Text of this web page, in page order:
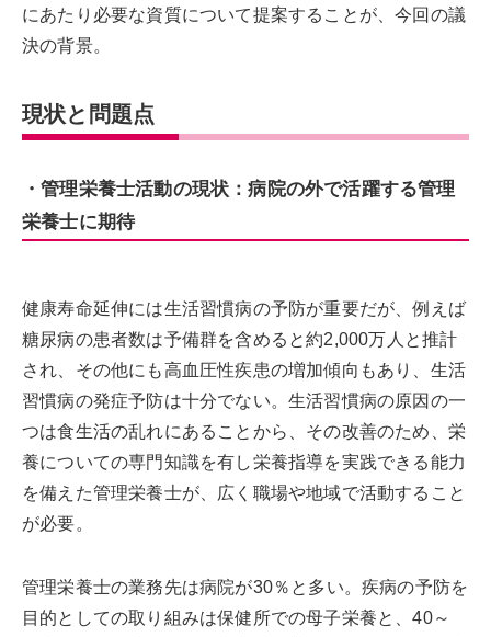
にあたり必要な資質について提案することが、今回の議
決の背景。
現状と問題点
・管理栄養士活動の現状：病院の外で活躍する管理
栄養士に期待
健康寿命延伸には生活習慣病の予防が重要だが、例えば
糖尿病の患者数は予備群を含めると約2,000万人と推計
され、その他にも高血圧性疾患の増加傾向もあり、生活
習慣病の発症予防は十分でない。生活習慣病の原因の一
つは食生活の乱れにあることから、その改善のため、栄
養についての専門知識を有し栄養指導を実践できる能力
を備えた管理栄養士が、広く職場や地域で活動すること
が必要。
管理栄養士の業務先は病院が30％と多い。疾病の予防を
目的としての取り組みは保健所での母子栄養と、40～